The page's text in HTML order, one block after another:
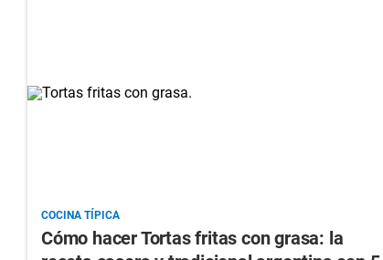
COCINA TÍPICA
Cómo hacer Tortas fritas con grasa: la